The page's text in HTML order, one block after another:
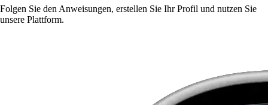
Folgen Sie den Anweisungen, erstellen Sie Ihr Profil und nutzen Sie
unsere Plattform.